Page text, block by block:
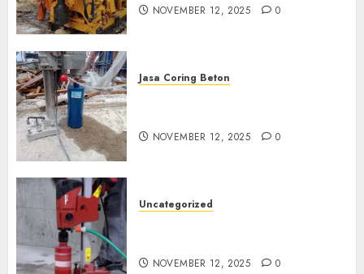
NOVEMBER 12, 2025 0
Jasa Coring Beton
NOVEMBER 12, 2025 0
Uncategorized
NOVEMBER 12, 2025 0